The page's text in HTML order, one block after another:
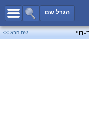
הגרל שם
כל השמות
שמות לבנים
חי שם הבא >>